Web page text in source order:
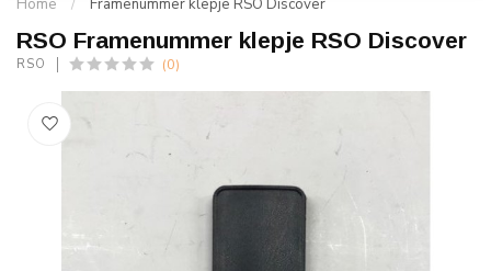
Home / Framenummer klepje RSO Discover
RSO Framenummer klepje RSO Discover
RSO (0)